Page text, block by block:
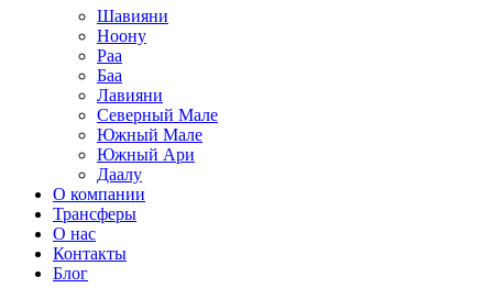
Шавияни
Ноону
Раа
Баа
Лавияни
Северный Мале
Южный Мале
Южный Ари
Даалу
О компании
Трансферы
О нас
Контакты
Блог